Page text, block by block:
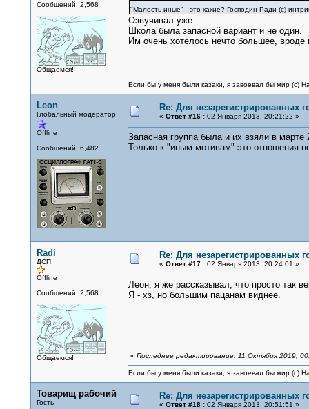
Сообщений: 2,568
Общаемся!
"Малость иные" - это какие? Господин Ради (с)
Озвучивал уже...
Школа была запасной вариант и не один.
Им очень хотелось нечто большее, вроде
Если бы у меня были казаки, я завоевал бы мир (с)
Leon
Глобальный модератор
Offline
Сообщений: 6,482
Re: Для незарегистрированных
« Ответ #16 :02 Января 2013, 20:21:22 »
Запасная группа была и их взяли в
Только к "иным мотивам" это отношения
Radi
ДСП
Offline
Сообщений: 2,568
Общаемся!
Re: Для незарегистрированных
« Ответ #17 :02 Января 2013, 20:24:01 »
Леон, я же рассказывал, что просто так
Я - хз, но большим пацанам виднее.
« Последнее редактирование: 11 Октября 2019,
Если бы у меня были казаки, я завоевал бы мир (с)
Товарищ рабочий
Гость
Re: Для незарегистрированных
« Ответ #18 :02 Января 2013, 20:51:51 »